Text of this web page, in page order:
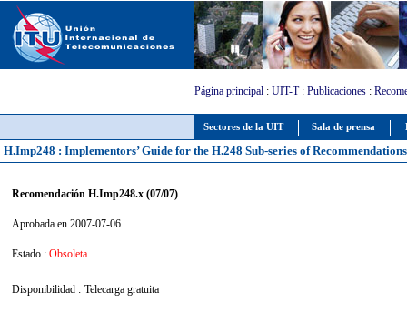
Sectores de la UIT Sala de prensa
Página principal : UIT-T: Publicaciones :
H.Imp248 : Implementors’ Guide for the H.248 Sub-series of
Recomendación H.Imp248.x (07/07)
Aprobada en 2007-07-06
Estado : Obsoleta
Disponibilidad : Telecarga gratuita